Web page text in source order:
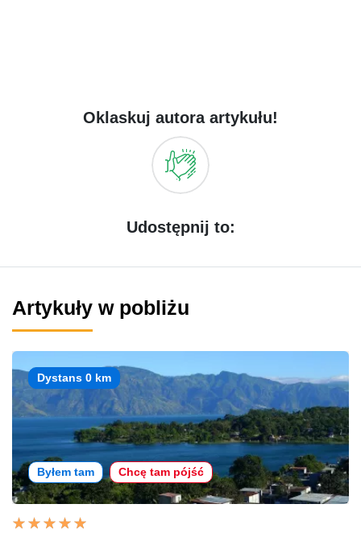
Oklaskuj autora artykułu!
Udostępnij to:
Artykuły w pobliżu
Dystans 0 km
Byłem tam Chcę tam pójść